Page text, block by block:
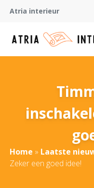
Atria interieur
Home » Laatste
Zeker een goed idee!